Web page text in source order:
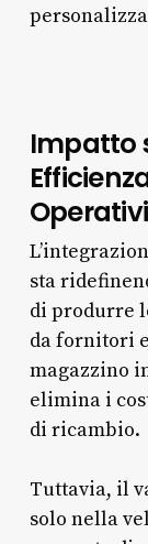
Impatto
Operativi
sta
di produrre
da fornitori
magazzino
elimina i
di ricambio.
Tuttavia, il
solo nella